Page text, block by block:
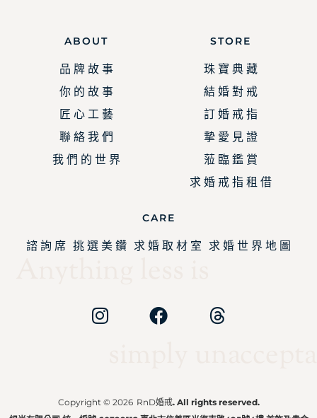
ABOUT
品 牌 故 事
你 的 故 事
匠 心 工 藝
聯 絡 我 們
我 們 的 世 界
STORE
珠 寶 典 藏
結 婚 對 戒
訂 婚 戒 指
摯 愛 見 證
蒞 臨 鑑 賞
求 婚 戒 指 租 借
CARE
諮 詢 席 挑 選 美 鑽 求 婚 取 材 室 求 婚 世 界 地 圖
Copyright © 2026 RnD婚戒. All rights reserved.